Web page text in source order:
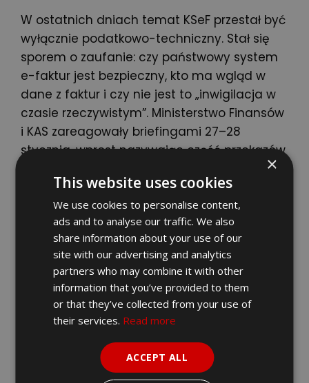
W ostatnich dniach temat KSeF przestał być
wyłącznie podatkowo-techniczny. Stał się
sporem o zaufanie: czy państwowy system
e-faktur jest bezpieczny, kto ma wgląd w
dane z faktur i czy nie jest to „inwigilacja w
czasie rzeczywistym”. Ministerstwo Finansów
i KAS zareagowały briefingami 27–28
stycznia, wprost nazywając część przekazów
dezinformacją. Poniżej porządkujemy fakty,
bo w dyskusji mieszają się trzy różne sprawy:
bezpieczeństwo infrastruktury, dostęp
urzędników do danych oraz ryzyko
„pośredników” technologicznych. Dlaczego
temat bezpieczeństwa KSeF wybuchł tuż
przed startem KSeF rusza obowiązkowo
etapami, ale od 1 lutego 2026 r. system
wchodzi w realny obieg dla największych
mają odbierać faktury w KSeF. To właśnie
perspektywa centralizacji ogromnej liczby
×
This website uses cookies
We use cookies to personalise content,
ads and to analyse our traffic. We also
share information about your use of our
site with our advertising and analytics
partners who may combine it with other
information that you’ve provided to them
or that they’ve collected from your use of
their services. Read more
ACCEPT ALL